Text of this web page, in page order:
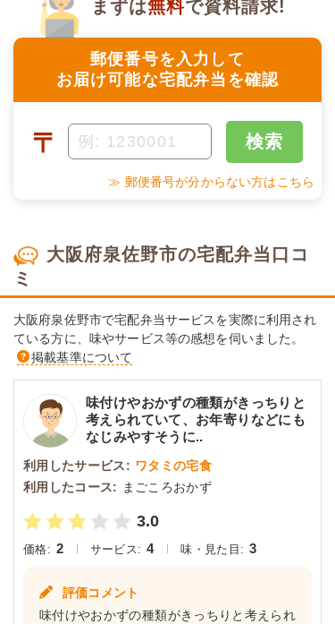
郵便番号を入力して
お届け可能な宅配弁当を確認
まずは無料で資料請求!
〒 検索
≫ 郵便番号が分からない方はこちら
大阪府泉佐野市の宅配弁当口コ
ミ
大阪府泉佐野市で宅配弁当サービスを実際に利用され
ている方に、味やサービス等の感想を伺いました。
掲載基準について
味付けやおかずの種類がきっちりと
考えられていて、お年寄りなどにも
なじみやすそうに..
利用したサービス: ワタミの宅食
利用したコース: まごころおかず
3.0
価格: 2 サービス: 4 味・見た目: 3
評価コメント
味付けやおかずの種類がきっちりと考えられ